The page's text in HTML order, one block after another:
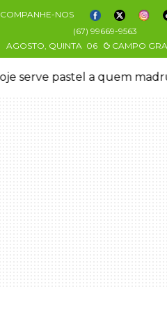
NOS
(67) 99669-9563
AGOSTO, QUINTA 06 CAMPO
serve pastel a quem